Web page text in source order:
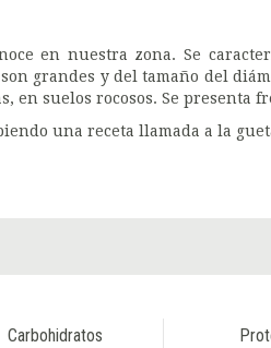
en nuestra zona. Se
grandes y del tamaño del
en suelos rocosos. Se presenta
una receta llamada a la
Carbohidratos